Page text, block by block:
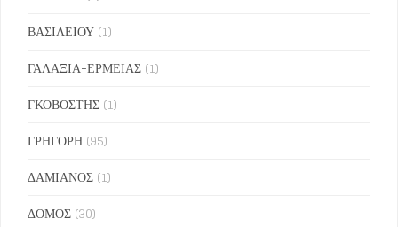
ΒΑΣΙΛΕΙΟΥ (1)
ΓΑΛΑΞΙΑ-ΕΡΜΕΙΑΣ (1)
ΓΚΟΒΟΣΤΗΣ (1)
ΓΡΗΓΟΡΗ (95)
ΔΑΜΙΑΝΟΣ (1)
ΔΟΜΟΣ (30)